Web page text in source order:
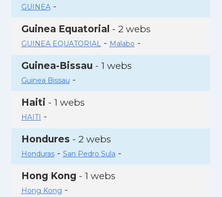
GUINEA-
Guinea Equatorial - 2 webs
GUINEA EQUATORIAL- Malabo -
Guinea-Bissau - 1 webs
Guinea Bissau -
Haiti - 1 webs
HAITI -
Hondures - 2 webs
Honduras- San Pedro Sula -
Hong Kong - 1 webs
Hong Kong -